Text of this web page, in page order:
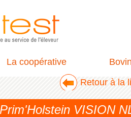
La coopérative
Retour à la
VISION